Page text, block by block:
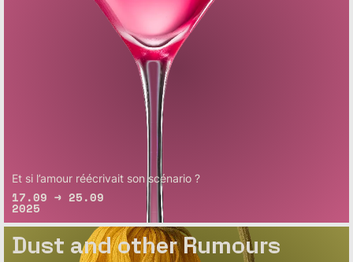
Et si l’amour réécrivait son scénario ?
17.09 → 25.09
2025
Dust and other Rumours